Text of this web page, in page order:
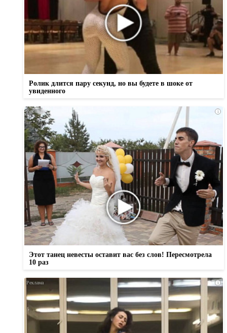
Ролик длится пару секунд, но вы будете в шоке от
увиденного
i
Этот танец невесты оставит вас без слов! Пересмотрела
10 раз
i